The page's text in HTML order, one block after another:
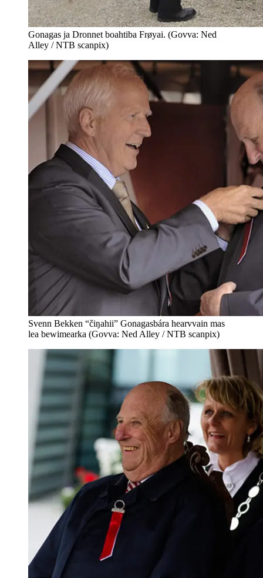
Gonagas ja Dronnet boahtiba Frøyai. (Govva: Ned
Alley / NTB scanpix)
Svenn Bekken “čiŋahii” Gonagasbára hearvvain mas
lea bewimearka (Govva: Ned Alley / NTB scanpix)